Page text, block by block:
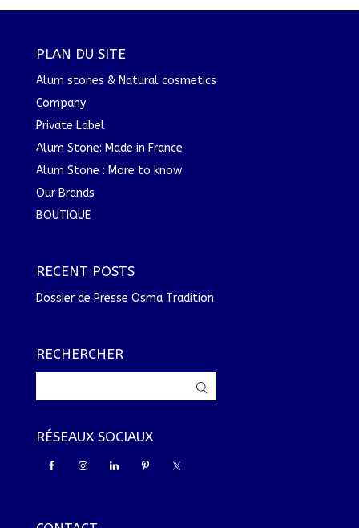
PLAN DU SITE
Alum stones & Natural cosmetics
Company
Private Label
Alum Stone: Made in France
Alum Stone : More to know
Our Brands
BOUTIQUE
RECENT POSTS
Dossier de Presse Osma Tradition
RECHERCHER
RÉSEAUX SOCIAUX